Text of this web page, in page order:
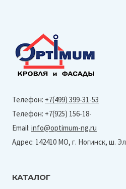
3003-
0,45
мм)
профиля
А
Телефон: +7(499) 399-31-53
Телефон: +7(925) 156-18-
Email: info@optimum-ng.ru
Адрес: 142410 МО, г. Ногинск, ш.
КАТАЛОГ